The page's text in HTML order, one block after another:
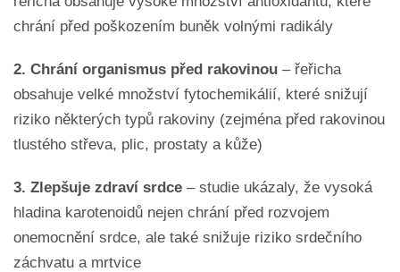
chrání před poškozením buněk volnými radikály
2. Chrání organismus před rakovinou – řeřicha
obsahuje velké množství fytochemikálií, které snižují
riziko některých typů rakoviny (zejména před rakovinou
tlustého střeva, plic, prostaty a kůže)
3. Zlepšuje zdraví srdce – studie ukázaly, že vysoká
hladina karotenoidů nejen chrání před rozvojem
onemocnění srdce, ale také snižuje riziko srdečního
záchvatu a mrtvice